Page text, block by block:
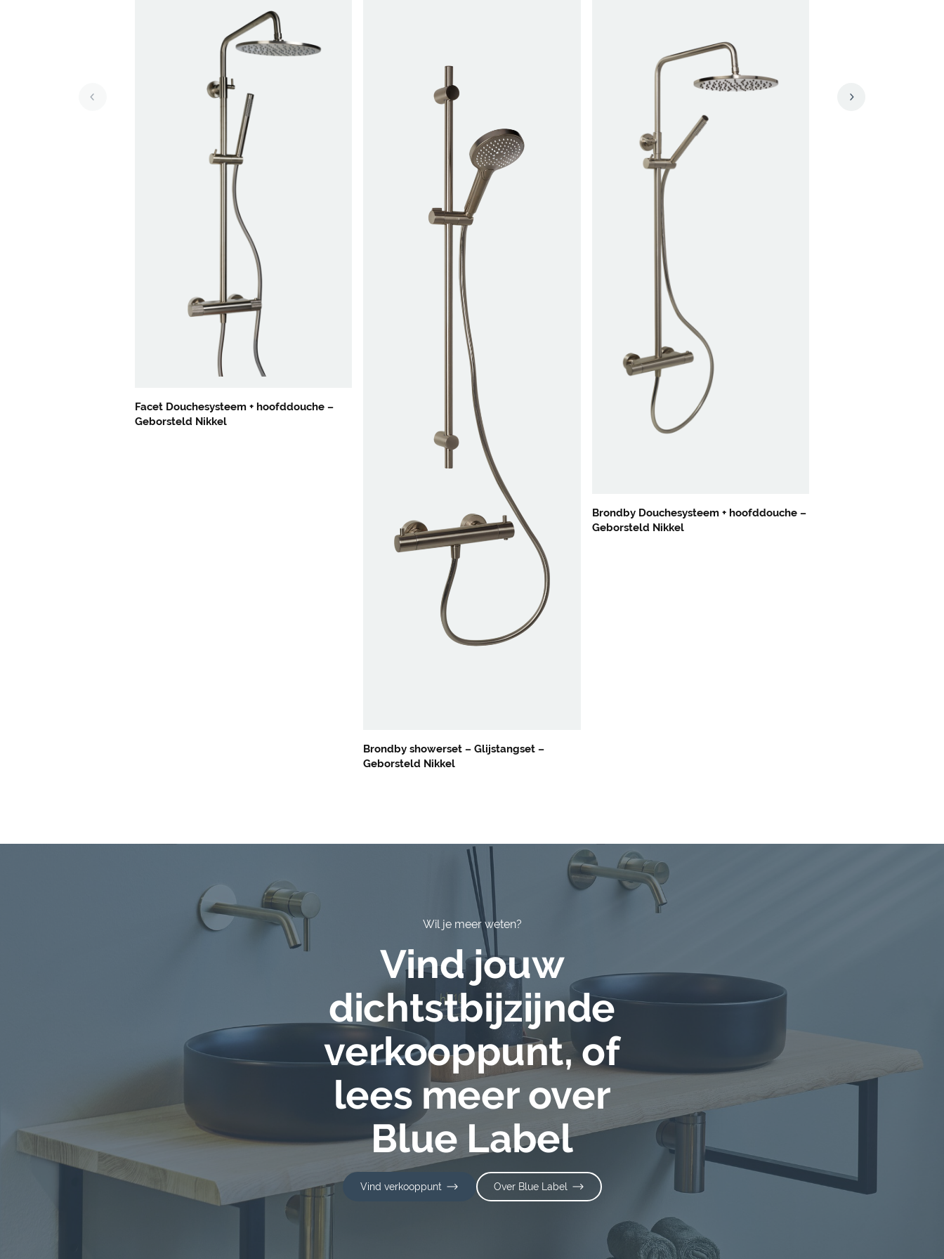
Facet Douchesysteem + hoofddouche –
Geborsteld Nikkel
Brondby showerset – Glijstangset –
Geborsteld Nikkel
Brondby Douchesysteem + hoofddouche –
Geborsteld Nikkel
Wil je meer weten?
Vind jouw
dichtstbijzijnde
verkooppunt, of
lees meer over
Blue Label
Vind verkooppunt Over Blue Label